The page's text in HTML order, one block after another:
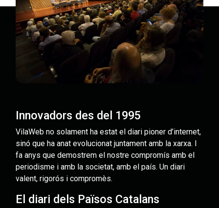
Innovadors des del 1995
VilaWeb no solament ha estat el diari pioner d’internet,
sinó que ha anat evolucionat juntament amb la xarxa. I
fa anys que demostrem el nostre compromís amb el
periodisme i amb la societat, amb el país. Un diari
valent, rigorós i compromès.
El diari dels Països Catalans